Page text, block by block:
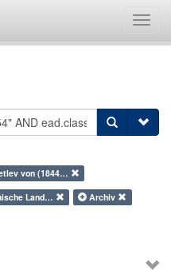
von (1844…
Land… Archiv